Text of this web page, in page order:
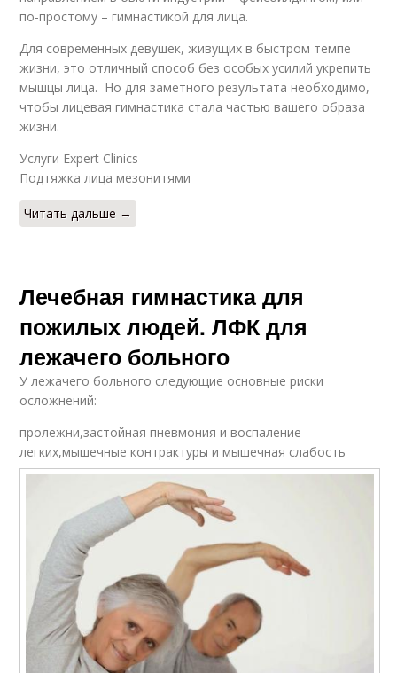
по-простому – гимнастикой для лица.
Для современных девушек, живущих в быстром темпе
жизни, это отличный способ без особых усилий укрепить
мышцы лица. Но для заметного результата необходимо,
чтобы лицевая гимнастика стала частью вашего образа
жизни.
Услуги Expert Clinics
Подтяжка лица мезонитями
Читать дальше →
Лечебная гимнастика для
пожилых людей. ЛФК для
лежачего больного
У лежачего больного следующие основные риски
осложнений:
пролежни,застойная пневмония и воспаление
легких,мышечные контрактуры и мышечная слабость